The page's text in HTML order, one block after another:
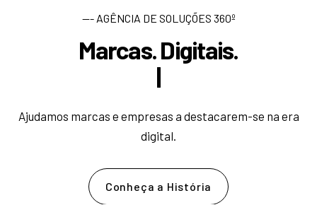
--- AGÊNCIA DE SOLUÇÕES 360º
Marcas. Digitais.
De
Ajudamos marcas e empresas a destacarem-se na era
digital.
Conheça a História